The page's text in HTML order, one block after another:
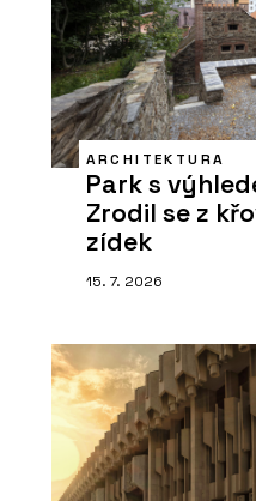
ARCHITEKTURA
Park s
Zrodil se z
zídek
15. 7. 2026